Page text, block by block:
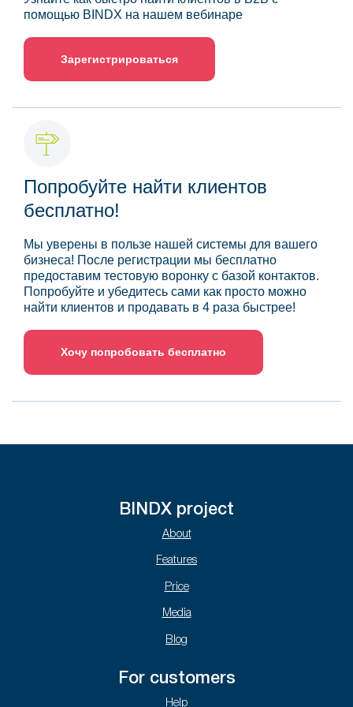
помощью BINDX на нашем вебинаре
Зарегистрироваться
Попробуйте найти клиентов
бесплатно!
Мы уверены в пользе нашей системы для вашего
бизнеса! После регистрации мы бесплатно
предоставим тестовую воронку с базой контактов.
Попробуйте и убедитесь сами как просто можно
найти клиентов и продавать в 4 раза быстрее!
Хочу попробовать бесплатно
BINDX project
About
Features
Price
Media
Blog
For customers
Help